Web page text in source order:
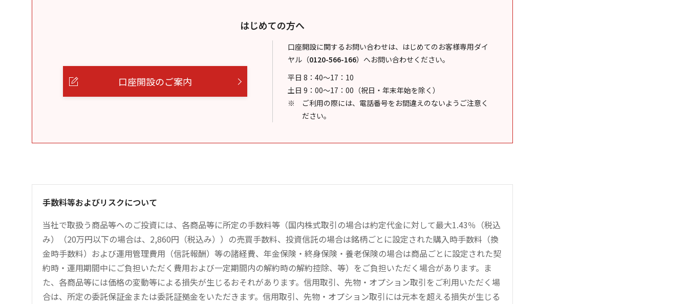
はじめての方へ
口座開設のご案内
口座開設に関するお問い合わせは、はじめてのお客様専用ダイ
ヤル （0120-566-166） へお問い合わせください。
平日 8：40～17：10
土日 9：00～17：00（祝日・年末年始を除く）
ご利用の際には、電話番号をお間違えのないようご注意く
ださい。
手数料等およびリスクについて
当社で取扱う商品等へのご投資には、各商品等に所定の手数料等（国内株式取引の場合は約定代金に対して最大1.43％（税込
み）（20万円以下の場合は、2,860円（税込み））の売買手数料、投資信託の場合は銘柄ごとに設定された購入時手数料（換
金時手数料）および運用管理費用（信託報酬）等の諸経費、年金保険・終身保険・養老保険の場合は商品ごとに設定された契
約時・運用期間中にご負担いただく費用および一定期間内の解約時の解約控除、等）をご負担いただく場合があります。ま
た、各商品等には価格の変動等による損失が生じるおそれがあります。信用取引、先物・オプション取引をご利用いただく場
合は、所定の委託保証金または委託証拠金をいただきます。信用取引、先物・オプション取引には元本を超える損失が生じる